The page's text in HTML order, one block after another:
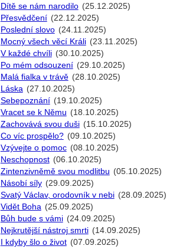
Dítě se nám narodilo (25.12.2025)
Přesvědčení (22.12.2025)
Poslední slovo (24.11.2025)
Mocný všech věcí Králi (23.11.2025)
V každé chvíli (30.10.2025)
Po mém odsouzení (29.10.2025)
Malá fialka v trávě (28.10.2025)
Láska (27.10.2025)
Sebepoznání (19.10.2025)
Vracet se k Němu (18.10.2025)
Zachovává svou duši (15.10.2025)
Co víc prospělo? (09.10.2025)
Vzývejte o pomoc (08.10.2025)
Neschopnost (06.10.2025)
Zintenzivněmě svou modlitbu (05.10.2025)
Násobí síly (29.09.2025)
Svatý Václav, orodovník v nebi (28.09.2025)
Vidět Boha (25.09.2025)
Bůh bude s vámi (24.09.2025)
Nejkrutější nástroj smrti (14.09.2025)
I kdyby šlo o život (07.09.2025)